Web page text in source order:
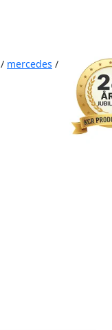
/ mercedes /